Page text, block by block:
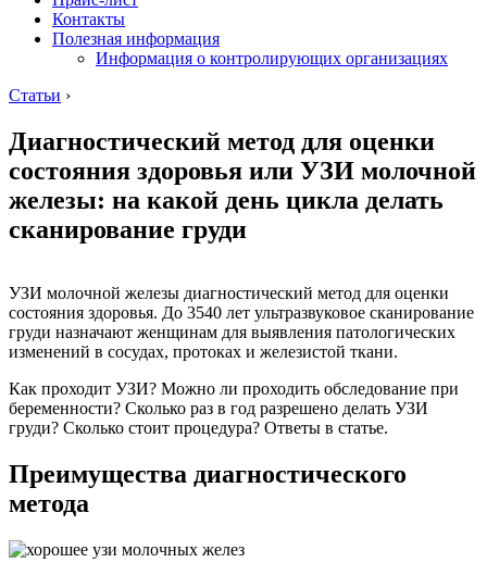
Контакты
Полезная информация
Информация о контролирующих организациях
Статьи ›
Диагностический метод для оценки
состояния здоровья или УЗИ молочной
железы: на какой день цикла делать
сканирование груди
УЗИ молочной железы диагностический метод для оценки
состояния здоровья. До 3540 лет ультразвуковое сканирование
груди назначают женщинам для выявления патологических
изменений в сосудах, протоках и железистой ткани.
Как проходит УЗИ? Можно ли проходить обследование при
беременности? Сколько раз в год разрешено делать УЗИ
груди? Сколько стоит процедура? Ответы в статье.
Преимущества диагностического
метода